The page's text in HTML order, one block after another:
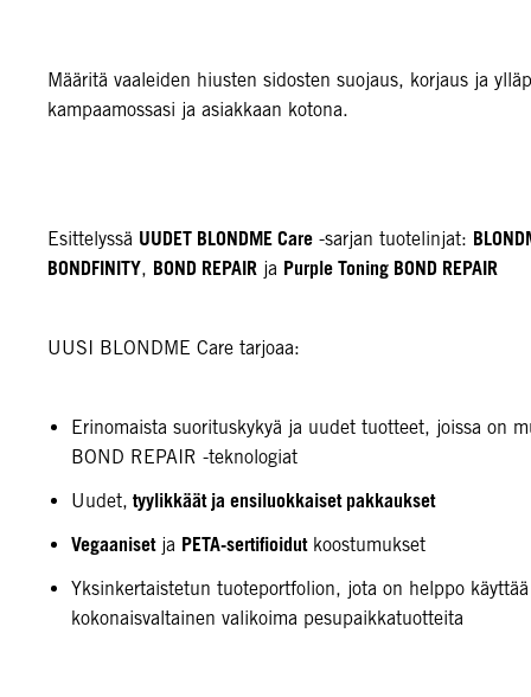
Määritä vaaleiden hiusten sidosten suojaus, korjaus ja
kampaamossasi ja asiakkaan kotona.
Esittelyssä UUDET BLONDME Care -sarjan tuotelinjat:
BONDFINITY, BOND REPAIR ja Purple Toning BOND REPAIR
UUSI BLONDME Care tarjoaa:
Erinomaista suorituskykyä ja uudet tuotteet, joissa on
BOND REPAIR -teknologiat
Uudet, tyylikkäät ja ensiluokkaiset pakkaukset
Vegaanisetja PETA-sertifioidutkoostumukset
Yksinkertaistetun tuoteportfolion, jota on helppo
kokonaisvaltainen valikoima pesupaikkatuotteita